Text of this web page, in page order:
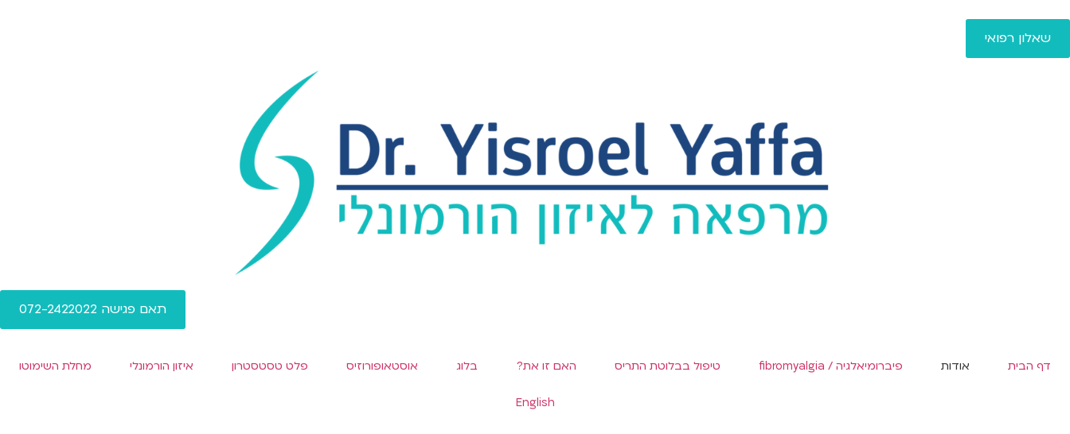
שאלון רפואי
תאם פגישה 072-2422022
דף הבית אודות פיברומיאלגיה / fibromyalgia טיפול בבלוטת התריס האם זו את? בלוג אוסטאופורוזיס פלט טסטסטרון איזון הורמונלי מחלת השימוטו
English